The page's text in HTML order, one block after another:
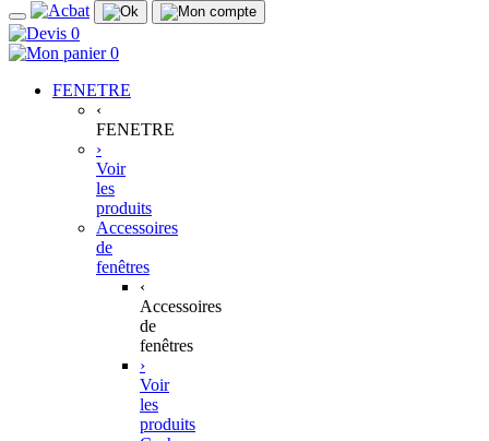
0
0
FENETRE
‹
FENETRE
›
Voir
les
produits
Accessoires
de
fenêtres
‹
Accessoires
de
fenêtres
›
Voir
les
produits